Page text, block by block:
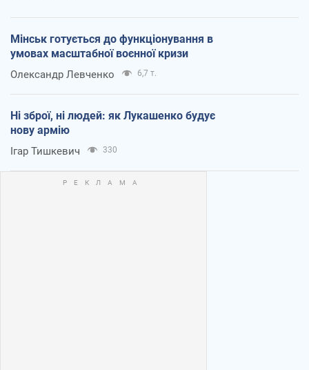
Мінськ готується до функціонування в
умовах масштабної воєнної кризи
Олександр Левченко 6,7 т.
Ні зброї, ні людей: як Лукашенко будує
нову армію
Ігар Тишкевич 330